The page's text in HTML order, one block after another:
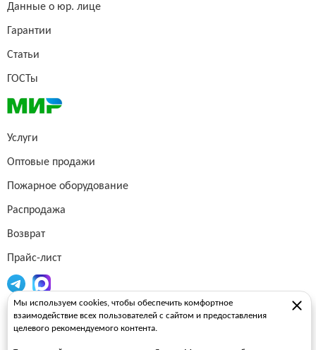
Данные о юр. лице
Гарантии
Статьи
ГОСТы
Услуги
Оптовые продажи
Пожарное оборудование
Распродажа
Возврат
Прайс-лист
Огнетушители
Мы используем cookies, чтобы обеспечить комфортное
взаимодействие всех пользователей с сайтом и предоставления
целевого рекомендуемого контента.